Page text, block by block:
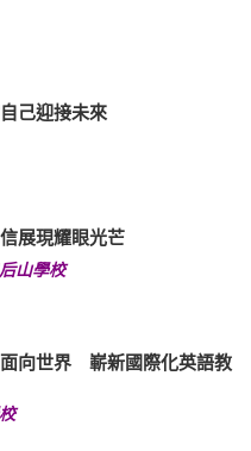
己迎接未來
展現耀眼光芒
山學校
向世界 嶄新國際化英語教